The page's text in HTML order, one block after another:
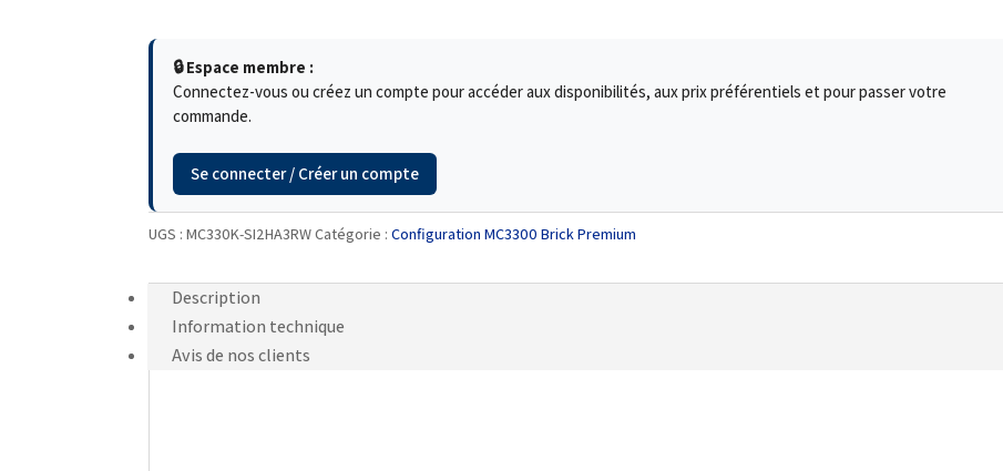
🔒 Espace membre :
Connectez-vous ou créez un compte pour accéder aux disponibilités, aux prix préférentiels et pour passer votre
commande.
Se connecter / Créer un compte
UGS :MC330K-SI2HA3RWCatégorie :Configuration MC3300 Brick Premium
Description
Information technique
Avis de nos clients